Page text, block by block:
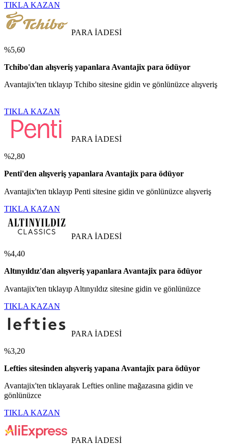
TIKLA KAZAN
PARA İADESİ
%5,60
Tchibo'dan alışveriş yapanlara Avantajix para ödüyor
Avantajix'ten tıklayıp Tchibo sitesine gidin ve gönlünüzce alışveriş
TIKLA KAZAN
PARA İADESİ
%2,80
Penti'den alışveriş yapanlara Avantajix para ödüyor
Avantajix'ten tıklayıp Penti sitesine gidin ve gönlünüzce alışveriş
TIKLA KAZAN
PARA İADESİ
%4,40
Altınyıldız'dan alışveriş yapanlara Avantajix para ödüyor
Avantajix'ten tıklayıp Altınyıldız sitesine gidin ve gönlünüzce
TIKLA KAZAN
PARA İADESİ
%3,20
Lefties sitesinden alışveriş yapana Avantajix para ödüyor
Avantajix'ten tıklayarak Lefties online mağazasına gidin ve
gönlünüzce
TIKLA KAZAN
PARA İADESİ